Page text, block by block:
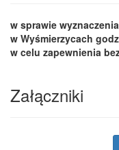
w sprawie
w Wyśmierzycach
w celu zapewnienia
Załączniki